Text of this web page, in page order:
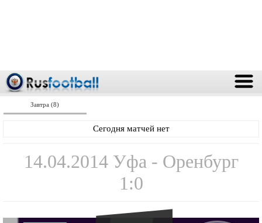
Завтра (8)
Сегодня матчей нет
14.04.2014 Уфа - Оренбург
1:0